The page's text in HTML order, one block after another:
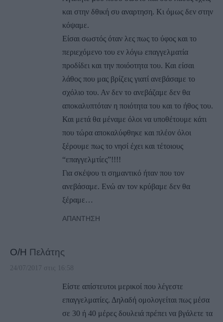
και στην δθική συ αναρτηση. Κι όμως δεν στην
κόψαμε.
Είσαι σωστός όταν λες πως το ύφος και το
περιεχόμενο του εν λόγω επαγγελματία
προδίδει και την ποιόοτητα του. Και είσαι
λάθος που μας βρίζεις γιατί ανεβάσαμε το
σχόλιο του. Αν δεν το ανεβάζαμε δεν θα
αποκαλυπτόταν η ποιότητα του και το ήθος του.
Και μετά θα μέναμε όλοι να υποθέτουμε κάτι
που τώρα αποκαλύφθηκε και πλέον όλοι
ξέρουμε πως το νησί έχει και τέτοιους
“επαγγελμτίες”!!!!
Για σκέψου τι σημαντικό ήταν που τον
ανεβάσαμε. Ενώ αν τον κρύβαμε δεν θα
ξέραμε…
ΑΠΆΝΤΗΣΗ
Ο/Η Πελάτης
24/07/2017 στις 16:58
Είστε απίστευτοι μερικοί που λέγεστε
επαγγελματίες. Δηλαδή ομολογείται πως μέσα
σε 30 ή 40 μέρες δουλειά πρέπει να βγάλετε τα